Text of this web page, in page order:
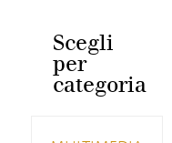
Scegli
per
categoria